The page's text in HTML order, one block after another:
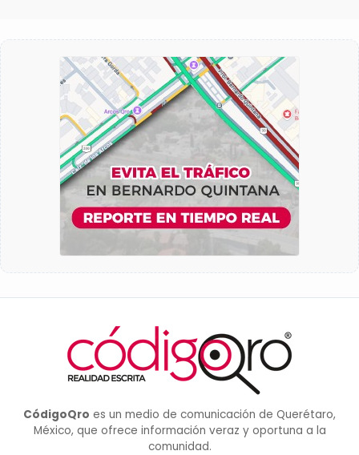
CódigoQro es un medio de comunicación de Querétaro,
México, que ofrece información veraz y oportuna a la
comunidad.